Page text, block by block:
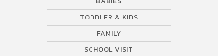
TODDLER & KIDS
FAMILY
SCHOOL VISIT